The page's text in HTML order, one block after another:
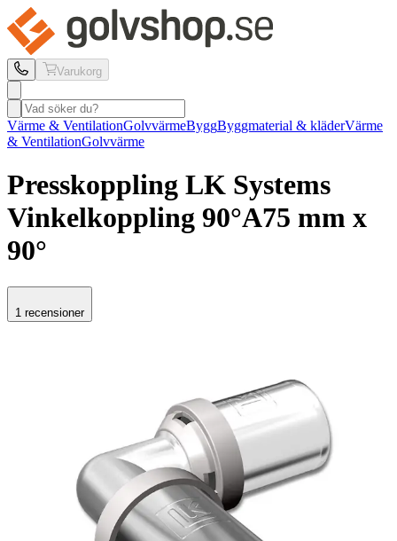
Varukorg
Värme & VentilationGolvvärmeByggByggmaterial & kläderVärme
& VentilationGolvvärme
Presskoppling LK Systems
Vinkelkoppling 90°A75 mm x
90°
1 recensioner